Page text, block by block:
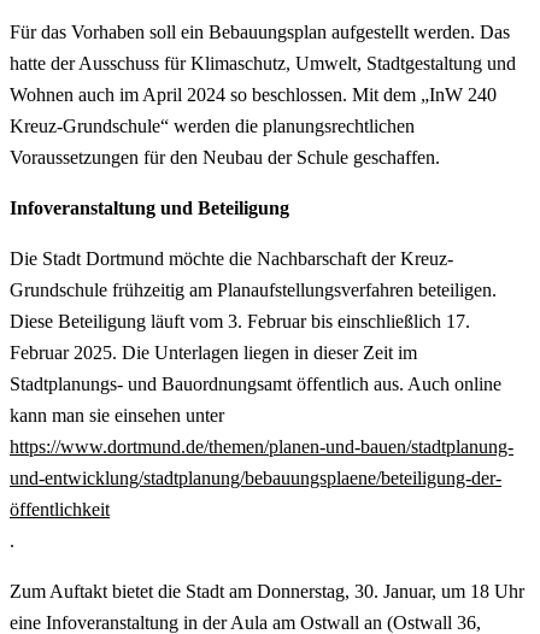
Für das Vorhaben soll ein Bebauungsplan aufgestellt werden. Das
hatte der Ausschuss für Klimaschutz, Umwelt, Stadtgestaltung und
Wohnen auch im April 2024 so beschlossen. Mit dem „InW 240
Kreuz-Grundschule“ werden die planungsrechtlichen
Voraussetzungen für den Neubau der Schule geschaffen.
Infoveranstaltung und Beteiligung
Die Stadt Dortmund möchte die Nachbarschaft der Kreuz-
Grundschule frühzeitig am Planaufstellungsverfahren beteiligen.
Diese Beteiligung läuft vom 3. Februar bis einschließlich 17.
Februar 2025. Die Unterlagen liegen in dieser Zeit im
Stadtplanungs- und Bauordnungsamt öffentlich aus. Auch online
kann man sie einsehen unter
https://www.dortmund.de/themen/planen-und-bauen/stadtplanung-
und-entwicklung/stadtplanung/bebauungsplaene/beteiligung-der-
öffentlichkeit
.
Zum Auftakt bietet die Stadt am Donnerstag, 30. Januar, um 18 Uhr
eine Infoveranstaltung in der Aula am Ostwall an (Ostwall 36,